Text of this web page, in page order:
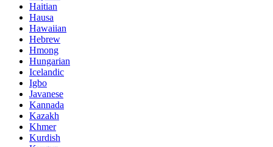
Haitian
Hausa
Hawaiian
Hebrew
Hmong
Hungarian
Icelandic
Igbo
Javanese
Kannada
Kazakh
Khmer
Kurdish